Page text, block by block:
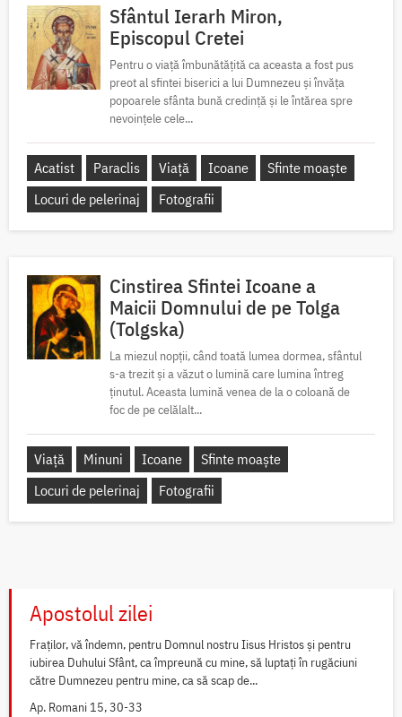
Sfântul Ierarh Miron,
Episcopul Cretei
Pentru o viață îmbunătățită ca aceasta a fost pus
preot al sfintei biserici a lui Dumnezeu și învăța
popoarele sfânta bună credință și le întărea spre
nevoințele cele...
Acatist Paraclis Viață Icoane
Sfinte moaște
Locuri de pelerinaj
Fotografii
Cinstirea Sfintei Icoane a
Maicii Domnului de pe Tolga
(Tolgska)
La miezul nopții, când toată lumea dormea, sfântul
s-a trezit și a văzut o lumină care lumina întreg
ținutul. Aceasta lumină venea de la o coloană de
foc de pe celălalt...
Viață Minuni Icoane
Sfinte moaște
Locuri de pelerinaj
Fotografii
Apostolul zilei
Fraților, vă îndemn, pentru Domnul nostru Iisus Hristos și pentru
iubirea Duhului Sfânt, ca împreună cu mine, să luptați în rugăciuni
către Dumnezeu pentru mine, ca să scap de...
Ap. Romani 15, 30-33